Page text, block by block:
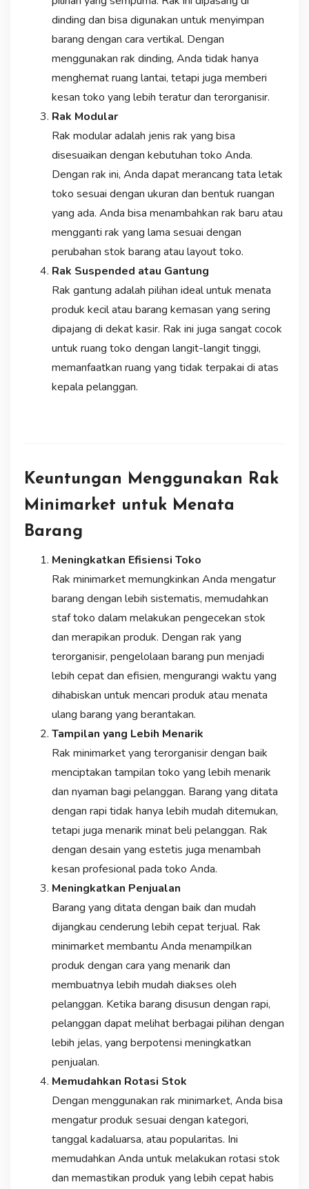
dinding dan bisa digunakan untuk menyimpan
barang dengan cara vertikal. Dengan
menggunakan rak dinding, Anda tidak hanya
menghemat ruang lantai, tetapi juga memberi
kesan toko yang lebih teratur dan terorganisir.
Rak Modular
Rak modular adalah jenis rak yang bisa
disesuaikan dengan kebutuhan toko Anda.
Dengan rak ini, Anda dapat merancang tata letak
toko sesuai dengan ukuran dan bentuk ruangan
yang ada. Anda bisa menambahkan rak baru atau
mengganti rak yang lama sesuai dengan
perubahan stok barang atau layout toko.
Rak Suspended atau Gantung
Rak gantung adalah pilihan ideal untuk menata
produk kecil atau barang kemasan yang sering
dipajang di dekat kasir. Rak ini juga sangat cocok
untuk ruang toko dengan langit-langit tinggi,
memanfaatkan ruang yang tidak terpakai di atas
kepala pelanggan.
Keuntungan Menggunakan Rak
Minimarket untuk Menata
Barang
Meningkatkan Efisiensi Toko
Rak minimarket memungkinkan Anda mengatur
barang dengan lebih sistematis, memudahkan
staf toko dalam melakukan pengecekan stok
dan merapikan produk. Dengan rak yang
terorganisir, pengelolaan barang pun menjadi
lebih cepat dan efisien, mengurangi waktu yang
dihabiskan untuk mencari produk atau menata
ulang barang yang berantakan.
Tampilan yang Lebih Menarik
Rak minimarket yang terorganisir dengan baik
menciptakan tampilan toko yang lebih menarik
dan nyaman bagi pelanggan. Barang yang ditata
dengan rapi tidak hanya lebih mudah ditemukan,
tetapi juga menarik minat beli pelanggan. Rak
dengan desain yang estetis juga menambah
kesan profesional pada toko Anda.
Meningkatkan Penjualan
Barang yang ditata dengan baik dan mudah
dijangkau cenderung lebih cepat terjual. Rak
minimarket membantu Anda menampilkan
produk dengan cara yang menarik dan
membuatnya lebih mudah diakses oleh
pelanggan. Ketika barang disusun dengan rapi,
pelanggan dapat melihat berbagai pilihan dengan
lebih jelas, yang berpotensi meningkatkan
penjualan.
Memudahkan Rotasi Stok
Dengan menggunakan rak minimarket, Anda bisa
mengatur produk sesuai dengan kategori,
tanggal kadaluarsa, atau popularitas. Ini
memudahkan Anda untuk melakukan rotasi stok
dan memastikan produk yang lebih cepat habis